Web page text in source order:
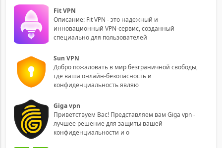
Fit VPN
Описание: Fit VPN - это надежный и
инновационный VPN-сервис, созданный
специально для пользователей
Sun VPN
Добро пожаловать в мир безграничной свободы,
где ваша онлайн-безопасность и
конфиденциальность являю
Giga vpn
Приветствуем Вас! Представляем вам Giga vpn -
лучшее решение для защиты вашей
конфиденциальности и о